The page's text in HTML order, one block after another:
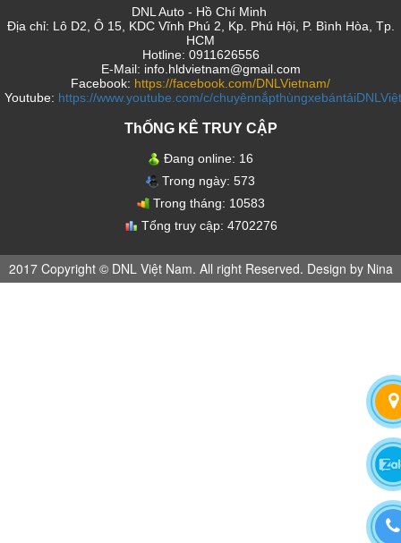
DNL Auto - Hồ Chí Minh
Địa chỉ: Lô D2, Ô 15, KDC Vĩnh Phú 2, Kp. Phú Hội, P. Bình Hòa, Tp.
HCM
Hotline: 0911626556
E-Mail: info.hldvietnam@gmail.com
Facebook: https://facebook.com/DNLVietnam/
Youtube: https://www.youtube.com/c/
ThỐNG KÊ TRUY CẬP
Đang online: 16
Trong ngày: 573
Trong tháng: 10583
Tổng truy cập: 4702276
2017 Copyright © DNL Việt Nam. All right Reserved. Design by Nina